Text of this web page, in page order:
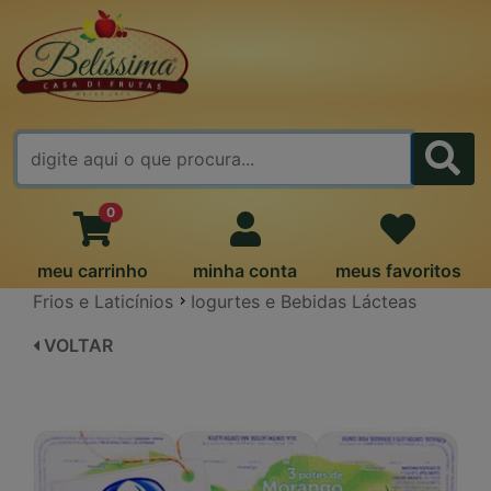
FALE CONOSCO
0
meu carrinho minha conta
meus favoritos
Frios e Laticínios
Iogurtes e Bebidas Lácteas
VOLTAR